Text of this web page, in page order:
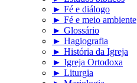
► Fé e diálogo
► Fé e meio ambiente
► Glossário
► Hagiografia
► História da Igreja
► Igreja Ortodoxa
► Liturgia